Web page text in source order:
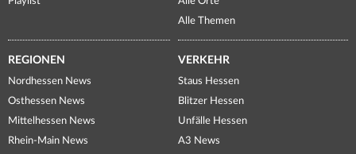
Alle Themen
REGIONEN
Nordhessen News
Osthessen News
Mittelhessen News
Rhein-Main News
VERKEHR
Staus Hessen
Blitzer Hessen
Unfälle Hessen
A3 News